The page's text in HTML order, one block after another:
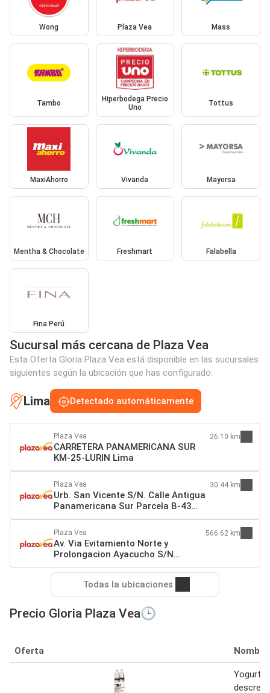
Wong Plaza Vea Mass
Tambo
Hiperbodega Precio
Uno
Tottus
MaxiAhorro Vivanda Mayorsa
Mentha & Chocolate Freshmart Falabella
Fina Perú
Sucursal más cercana de Plaza Vea
Esta Oferta Gloria Plaza Vea está disponible en las sucursales
siguientes según la ubicación que has configurado:
Lima Detectado automáticamente
Plaza Vea
CARRETERA PANAMERICANA SUR
KM-25-LURIN Lima
26.10 km
Plaza Vea
Urb. San Vicente S/N. Calle Antigua
Panamericana Sur Parcela B-43
Lima
30.44 km
Plaza Vea
Av. Via Evitamiento Norte y
Prolongacion Ayacucho S/N
Cajamarca
566.62 km
Todas la ubicaciones
Precio Gloria Plaza Vea🕒
Oferta Nombre
Yogurt